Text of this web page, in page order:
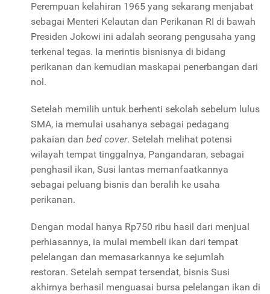
Perempuan kelahiran 1965 yang sekarang menjabat
sebagai Menteri Kelautan dan Perikanan RI di bawah
Presiden Jokowi ini adalah seorang pengusaha yang
terkenal tegas. Ia merintis bisnisnya di bidang
perikanan dan kemudian maskapai penerbangan dari
nol.
Setelah memilih untuk berhenti sekolah sebelum lulus
SMA, ia memulai usahanya sebagai pedagang
pakaian dan bed cover. Setelah melihat potensi
wilayah tempat tinggalnya, Pangandaran, sebagai
penghasil ikan, Susi lantas memanfaatkannya
sebagai peluang bisnis dan beralih ke usaha
perikanan.
Dengan modal hanya Rp750 ribu hasil dari menjual
perhiasannya, ia mulai membeli ikan dari tempat
pelelangan dan memasarkannya ke sejumlah
restoran. Setelah sempat tersendat, bisnis Susi
akhirnya berhasil menguasai bursa pelelangan ikan di